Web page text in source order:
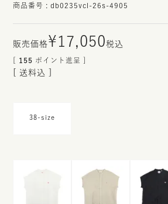
商品番号 db0235vcl-26s-4905
¥17,050税込
155 ポイント進呈 ]
送料込
38-size